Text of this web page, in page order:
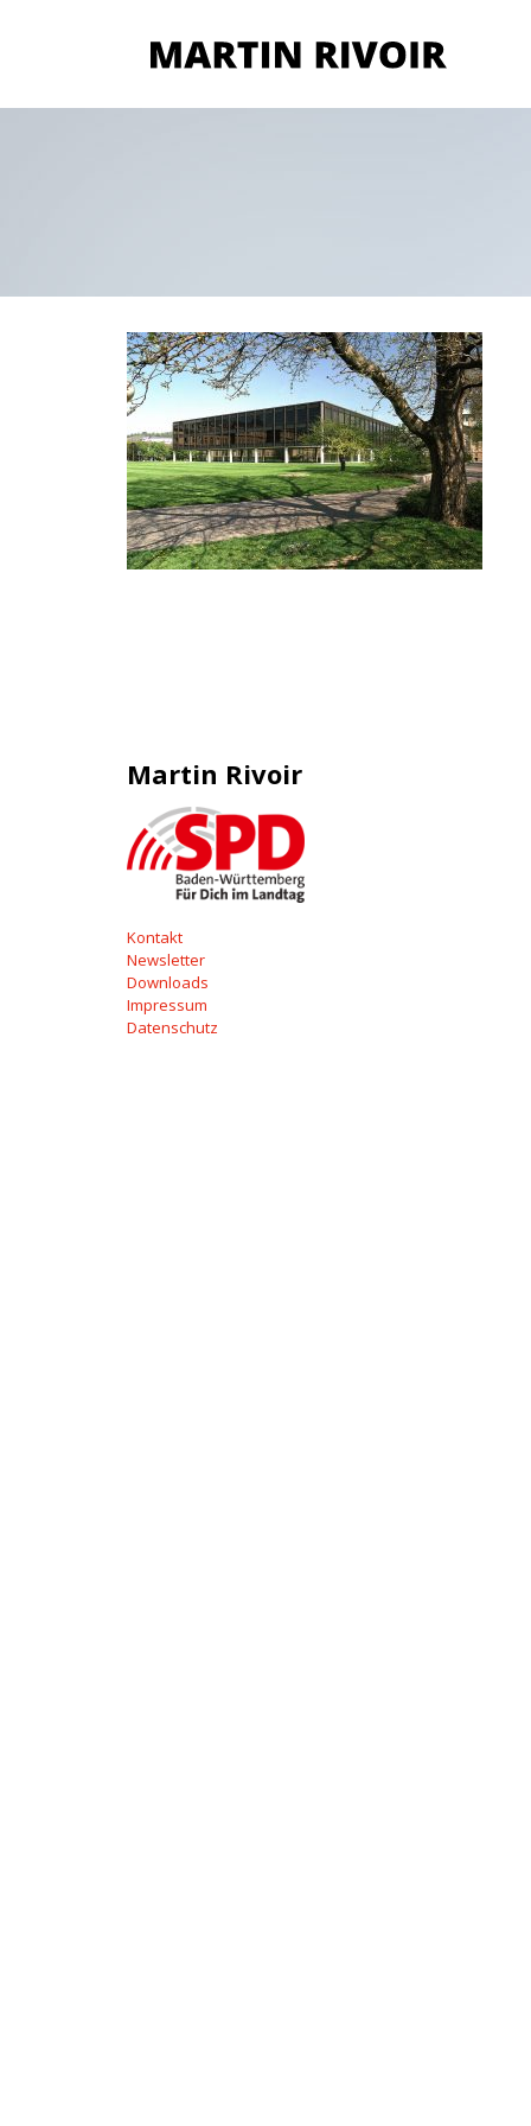
Martin Rivoir
Kontakt
Newsletter
Downloads
Impressum
Datenschutz